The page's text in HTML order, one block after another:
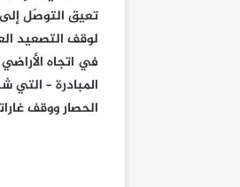
تعيق التوصّل
لوقف التصعيد
في اتجاه
المبادرة –
الحصار ووقف